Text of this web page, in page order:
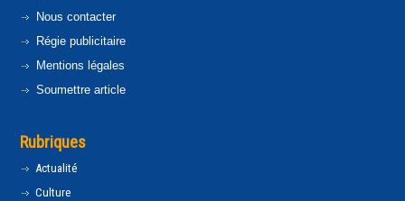
Nous contacter
Régie publicitaire
Mentions légales
Soumettre article
Rubriques
Actualité
Culture